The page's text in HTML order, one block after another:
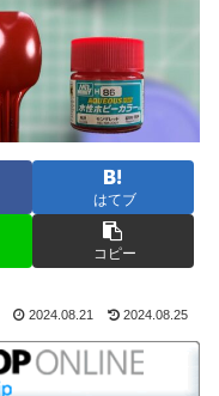
はてブ
コピー
2024.08.21 2024.08.25